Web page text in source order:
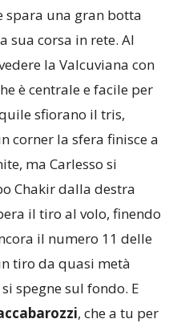
spara una gran botta
sua corsa in rete. Al
la Valcuviana con
è centrale e facile per
sfiorano il tris,
corner la sfera finisce a
ma Carlesso si
Chakir dalla destra
il tiro al volo, finendo
il numero 11 delle
tiro da quasi metà
spegne sul fondo. E
, che a tu per